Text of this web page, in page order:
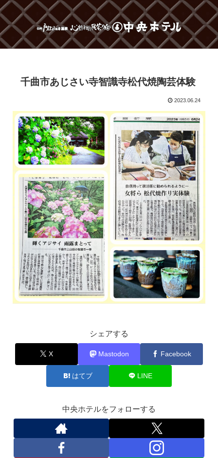
千曲市あじさい寺智識寺松代焼陶芸体験
2023.06.24
シェアする
X Mastodon Facebook
はてブ LINE
中央ホテルをフォローする